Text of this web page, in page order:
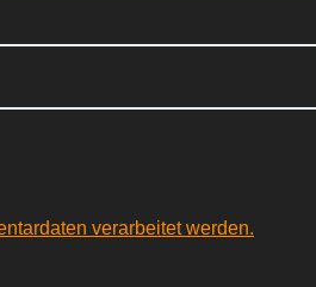
verarbeitet werden.